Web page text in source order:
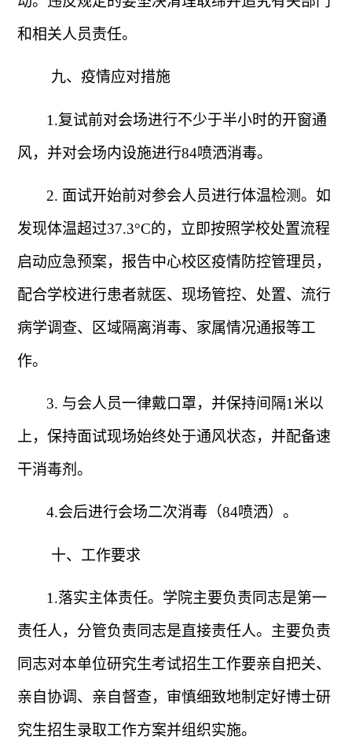
和相关人员责任。
九、疫情应对措施
1.复试前对会场进行不少于半小时的开窗通
风，并对会场内设施进行84喷洒消毒。
2. 面试开始前对参会人员进行体温检测。如
发现体温超过37.3°C的，立即按照学校处置流程
启动应急预案，报告中心校区疫情防控管理员，
配合学校进行患者就医、现场管控、处置、流行
病学调查、区域隔离消毒、家属情况通报等工
作。
3. 与会人员一律戴口罩，并保持间隔1 米以
上，保持面试现场始终处于通风状态，并配备速
干消毒剂。
4.会后进行会场二次消毒（84喷洒）。
十、工作要求
1.落实主体责任。学院主要负责同志是第一
责任人，分管负责同志是直接责任人。主要负责
同志对本单位研究生考试招生工作要亲自把关、
亲自协调、亲自督查，审慎细致地制定好博士研
究生招生录取工作方案并组织实施。